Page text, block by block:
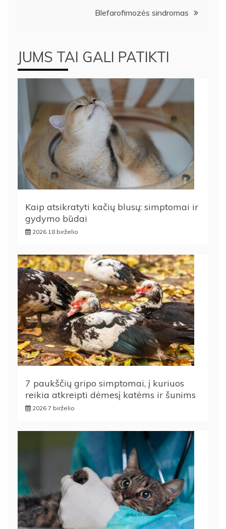
Blefarofimozės sindromas
JUMS TAI GALI PATIKTI
Kaip atsikratyti kačių blusų: simptomai ir
gydymo būdai
2026 18 birželio
7 paukščių gripo simptomai, į kuriuos
reikia atkreipti dėmesį katėms ir šunims
2026 7 birželio